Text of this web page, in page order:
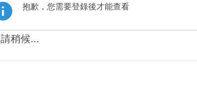
抱歉，您需要登錄後才能查看
請稍候...